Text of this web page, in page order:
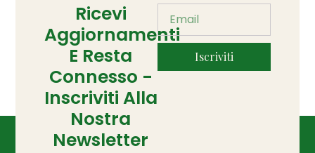
Ricevi
Aggiornamenti
E Resta
Connesso -
Inscriviti Alla
Nostra
Newsletter
Iscriviti